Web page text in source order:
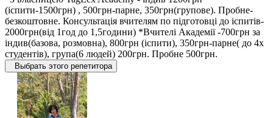
(іспити-1500грн) , 500грн-парне, 350грн(групове). Пробне-
безкоштовне. Консультація вчителям по підготовці до іспитів-
2000грн(від 1год до 1,5години) *Вчителі Академії -700грн за
індив(базова, розмовна), 800грн (іспити), 350грн-парне( до 4х
студентів), група(6 людей) 200грн. Пробне 500грн.
Выбрать этого репетитора